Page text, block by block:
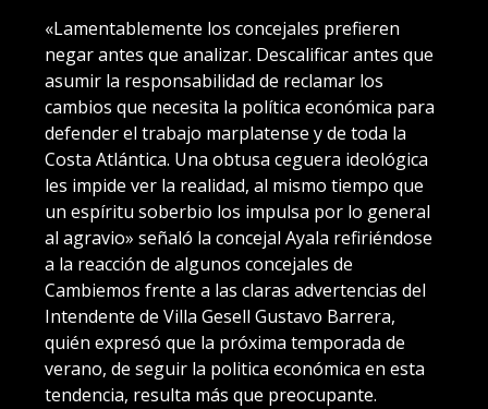
«Lamentablemente los concejales prefieren
negar antes que analizar. Descalificar antes que
asumir la responsabilidad de reclamar los
cambios que necesita la política económica para
defender el trabajo marplatense y de toda la
Costa Atlántica. Una obtusa ceguera ideológica
les impide ver la realidad, al mismo tiempo que
un espíritu soberbio los impulsa por lo general
al agravio» señaló la concejal Ayala refiriéndose
a la reacción de algunos concejales de
Cambiemos frente a las claras advertencias del
Intendente de Villa Gesell Gustavo Barrera,
quién expresó que la próxima temporada de
verano, de seguir la politica económica en esta
tendencia, resulta más que preocupante.